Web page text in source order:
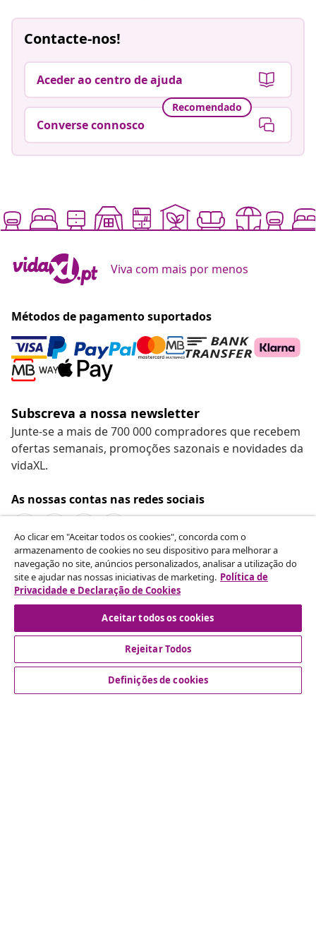
Contacte-nos!
Aceder ao centro de ajuda
Recomendado
Converse connosco
Viva com mais por menos
Métodos de pagamento suportados
Subscreva a nossa newsletter
Junte-se a mais de 700 000 compradores que recebem
ofertas semanais, promoções sazonais e novidades da
vidaXL.
As nossas contas nas redes sociais
Rescindir o contrato
Envie um pedido de rescisão da sua encomenda.
Rescindir o contrato
Atendimento ao cliente
Ao clicar em "Aceitar todos os cookies", concorda com o
armazenamento de cookies no seu dispositivo para melhorar a
navegação no site, anúncios personalizados, analisar a utilização do
site e ajudar nas nossas iniciativas de marketing. Política de
Privacidade e Declaração de Cookies
Aceitar todos os cookies
Rejeitar Todos
Definições de cookies